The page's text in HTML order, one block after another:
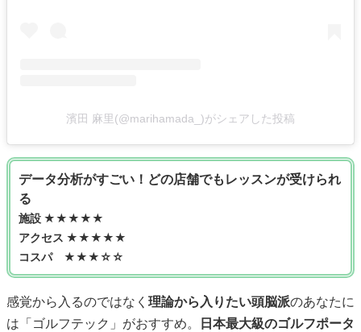
濱田 麻里(@marihamada_)がシェアした投稿
データ分析がすごい！どの店舗でもレッスンが受けられ
る
施設 ★★★★★
アクセス ★★★★★
コスパ ★★★☆☆
感覚から入るのではなく 理論から入りたい頭脳派のあなたに
は「ゴルフテック」がおすすめ。 日本最大級のゴルフポータ